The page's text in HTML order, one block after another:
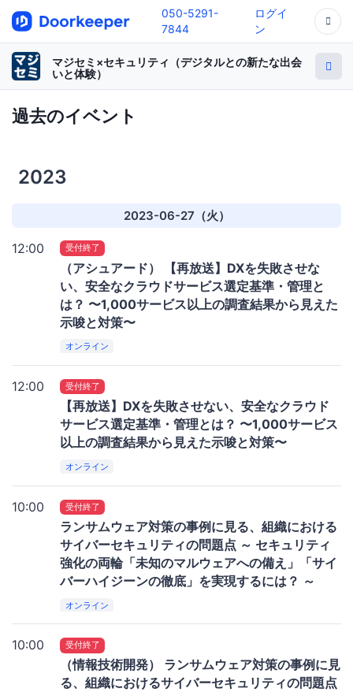
050-5291-
7844
ログイ
ン
マジセミ×セキュリティ（デジタルとの新たな出会
いと体験）
過去のイベント
2023
2023-06-27（火）
12:00 受付終了
（アシュアード） 【再放送】DXを失敗させな
い、安全なクラウドサービス選定基準・管理と
は？ 〜1,000サービス以上の調査結果から見えた
示唆と対策〜
オンライン
12:00 受付終了
【再放送】DXを失敗させない、安全なクラウド
サービス選定基準・管理とは？ 〜1,000サービス
以上の調査結果から見えた示唆と対策〜
オンライン
10:00 受付終了
ランサムウェア対策の事例に見る、組織における
サイバーセキュリティの問題点 ～ セキュリティ
強化の両輪「未知のマルウェアへの備え」「サイ
バーハイジーンの徹底」を実現するには？ ～
オンライン
10:00 受付終了
（情報技術開発） ランサムウェア対策の事例に見
る、組織におけるサイバーセキュリティの問題点